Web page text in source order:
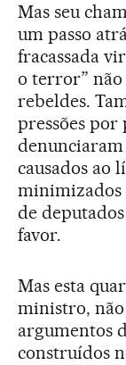
Mas seu
um passo
fracassada
o terror” não
rebeldes.
pressões por
denunciaram
causados ao
minimizados
de
favor.
Mas esta
ministro,
argumentos
construídos